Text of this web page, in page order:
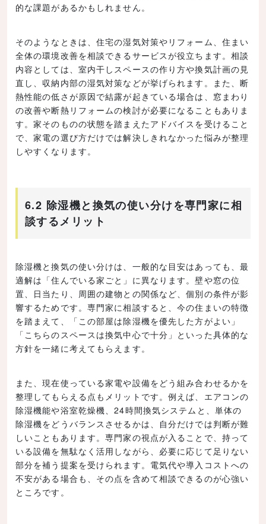
的な課題があるかもしれません。
そのようなときは、住宅の湿気対策やリフォーム、住まい
全体の環境改善を相談できるサービスが役立ちます。相談
内容としては、室内干しスペースの作り方や換気計画の見
直し、収納内部の湿気対策などが挙げられます。また、断
熱性能の低さが原因で結露が起きている場合は、窓まわり
の改善や断熱リフォームの検討が必要になることもありま
す。家そのものの状態を踏まえたアドバイスを受けること
で、家電の選び方だけでは解決しきれなかった悩みが整理
しやすくなります。
6.2 除湿機と換気の使い分けを専門家に相
談するメリット
除湿機と換気の使い分けは、一般的な目安はあっても、最
適解は「住んでいる家ごと」に異なります。壁や窓の位
置、日当たり、周囲の建物との関係など、個別の条件が影
響するためです。専門家に相談すると、今の住まいの特徴
を踏まえて、「この部屋は除湿機を優先した方がよい」
「こちらのスペースは換気中心で十分」といった具体的な
方針を一緒に考えてもらえます。
また、現在使っている家電や設備をどう組み合わせるかを
整理してもらえる点もメリットです。例えば、エアコンの
除湿機能や浴室乾燥機、24時間換気システムと、単体の
除湿機をどうバランスさせるかは、自分だけでは判断が難
しいこともあります。専門家の視点が入ることで、持って
いる設備を無駄なく活用しながら、必要に応じて足りない
部分を補う提案を受けられます。電気代や導入コストへの
不安がある場合も、その点を含めて相談できるのが心強い
ところです。